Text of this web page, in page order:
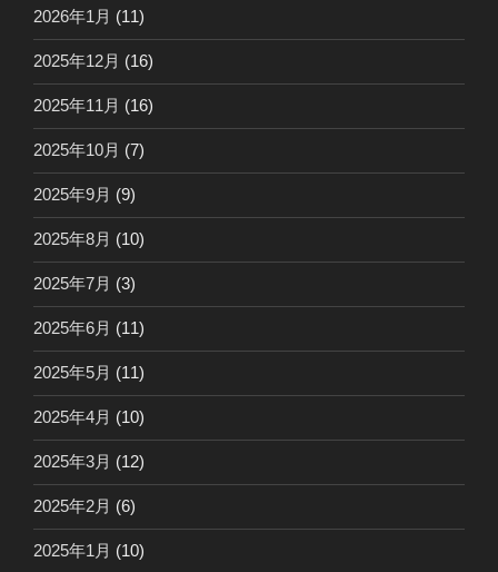
2026年1月 (11)
2025年12月 (16)
2025年11月 (16)
2025年10月 (7)
2025年9月 (9)
2025年8月 (10)
2025年7月 (3)
2025年6月 (11)
2025年5月 (11)
2025年4月 (10)
2025年3月 (12)
2025年2月 (6)
2025年1月 (10)